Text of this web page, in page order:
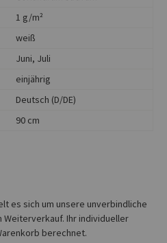
1 g/m²
weiß
Juni, Juli
einjährig
Deutsch (D/DE)
90 cm
es sich um unsere unverbindliche
Weiterverkauf. Ihr individueller
berechnet.